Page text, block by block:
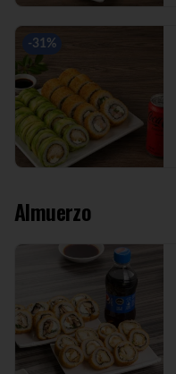
-31%
Almuerzo